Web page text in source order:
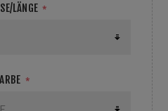
LÄNGE *
*